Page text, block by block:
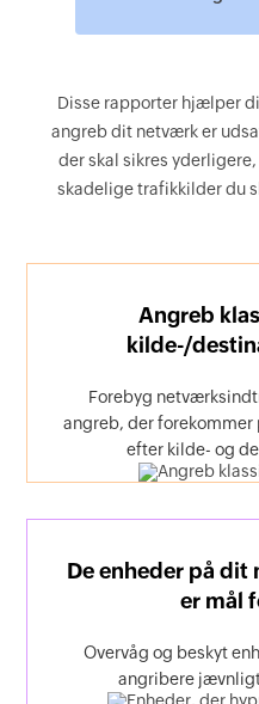
Disse rapporter hjælper
angreb dit netværk er
der skal sikres
skadelige trafikkilder du
Angreb
kilde-/
Forebyg
angreb, der
efter kilde- og
De enheder på
er mål
Overvåg og beskyt
angribere